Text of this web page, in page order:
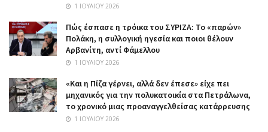
1 ΙΟΥΛΊΟΥ 2026
Πώς έσπασε η τρόικα του ΣΥΡΙΖΑ: Το «παρών»
Πολάκη, η συλλογική ηγεσία και ποιοι θέλουν
Αρβανίτη, αντί Φάμελλου
1 ΙΟΥΛΊΟΥ 2026
«Και η Πίζα γέρνει, αλλά δεν έπεσε» είχε πει
μηχανικός για την πολυκατοικία στα Πετράλωνα,
το χρονικό μιας προαναγγελθείσας κατάρρευσης
1 ΙΟΥΛΊΟΥ 2026